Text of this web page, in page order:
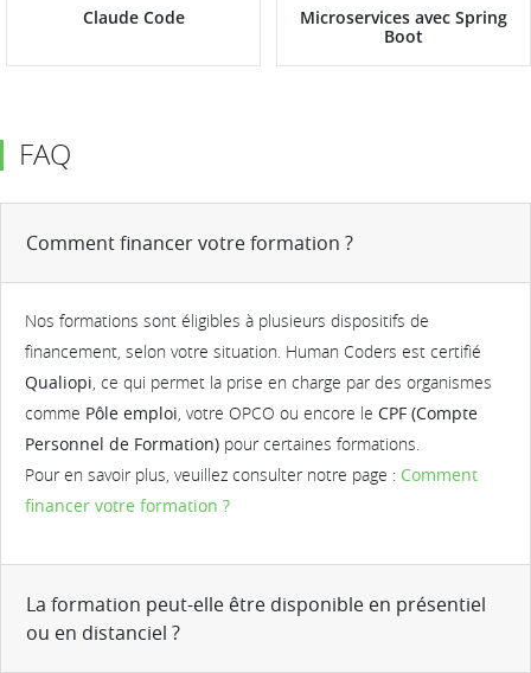
Claude Code
Microservices avec Spring
Boot
FAQ
Comment financer votre formation ?
Nos formations sont éligibles à plusieurs dispositifs de
financement, selon votre situation. Human Coders est certifié
Qualiopi, ce qui permet la prise en charge par des organismes
comme Pôle emploi, votre OPCO ou encore le CPF (Compte
Personnel de Formation) pour certaines formations.
Pour en savoir plus, veuillez consulter notre page : Comment
financer votre formation ?
La formation peut-elle être disponible en présentiel
ou en distanciel ?